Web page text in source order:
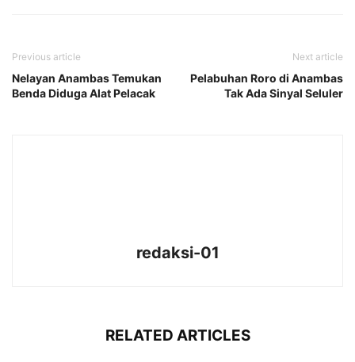
Previous article
Nelayan Anambas Temukan
Benda Diduga Alat Pelacak
Next article
Pelabuhan Roro di Anambas
Tak Ada Sinyal Seluler
redaksi-01
RELATED ARTICLES